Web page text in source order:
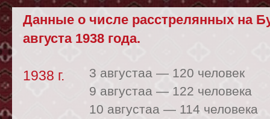
Данные о числе расстрелянных на
августа 1938 года.
1938 г. 3 августаа — 120 человек
9 августаа — 122 человека
10 августаа — 114 человека